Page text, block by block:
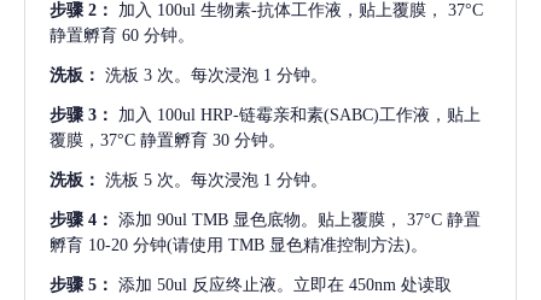
步骤 2： 加入 100ul 生物素-抗体工作液，贴上覆膜， 37°C
静置孵育 60 分钟。
洗板： 洗板 3 次。每次浸泡 1 分钟。
步骤 3： 加入 100ul HRP-链霉亲和素(SABC)工作液，贴上
覆膜，37°C 静置孵育 30 分钟。
洗板： 洗板 5 次。每次浸泡 1 分钟。
步骤 4： 添加 90ul TMB 显色底物。贴上覆膜， 37°C 静置
孵育 10-20 分钟(请使用 TMB 显色精准控制方法)。
步骤 5： 添加 50ul 反应终止液。立即在 450nm 处读取